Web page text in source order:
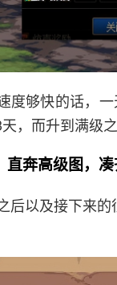
度够快的话，
，而升到满级
直奔高级图，
后以及接下来